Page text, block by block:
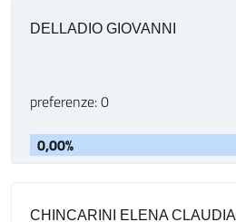
DELLADIO GIOVANNI
preferenze: 0
0,00%
CHINCARINI ELENA CLAUDIA